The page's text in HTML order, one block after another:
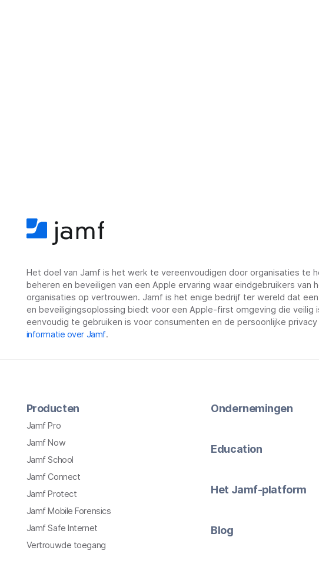
Het doel van Jamf is het werk te vereenvoudigen door organisaties te
beheren en beveiligen van een Apple ervaring waar eindgebruikers van
organisaties op vertrouwen. Jamf is het enige bedrijf ter wereld dat
en beveiligingsoplossing biedt voor een Apple-first omgeving die veilig
eenvoudig te gebruiken is voor consumenten en de persoonlijke
informatie over Jamf.
Producten
Jamf Pro
Jamf Now
Jamf School
Jamf Connect
Jamf Protect
Jamf Mobile Forensics
Jamf Safe Internet
Vertrouwde toegang
Ondernemingen
Education
Het Jamf-platform
Blog